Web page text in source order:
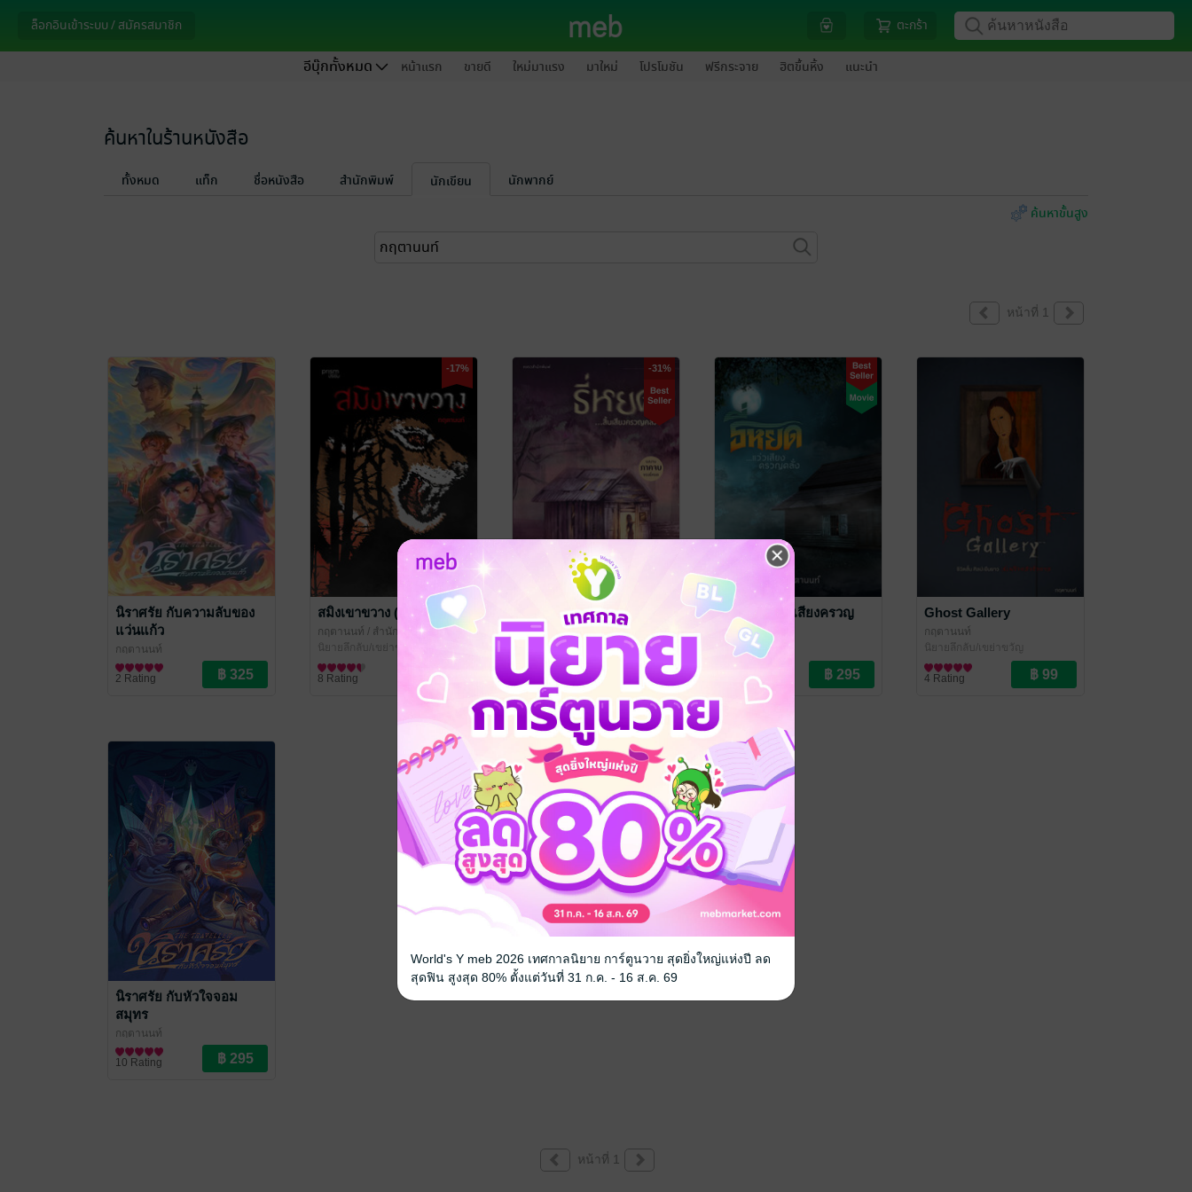
ล็อกอินเข้าระบบ / สมัครสมาชิก ตะกร้า
อีบุ๊กทั้งหมด หน้าแรก ขายดี ใหม่มาแรง มาใหม่ โปรโมชัน ฟรีกระจาย ฮิตขึ้นหิ้ง แนะนำ
ค้นหาในร้านหนังสือ
ทั้งหมด แท็ก ชื่อหนังสือ สำนักพิมพ์ นักเขียน
นักพากย์
ค้นหาขั้นสูง
หน้าที่ 1
นิราศรัย กับความลับของ
แว่นแก้ว
กฤตานนท์
นิยายแฟนตาซี
2 Rating
-17%
สมิงเขาขวาง (ฉ.ปรับปรุง)
กฤตานนท์ / สำนักพิมพ์ Prism
นิยายลึกลับ/เขย่าขวัญ
8 Rating
-31%
ธี่หยด...สิ้นเสียงครวญคลั่ง
กฤตานนท์
นิยายลึกลับ/เขย่าขวัญ
34 Rating
ธี่หยด... แว่วเสียงครวญ
คลั่ง
กฤตานนท์
นิยายลึกลับ/เขย่าขวัญ
36 Rating
Ghost Gallery
กฤตานนท์
นิยายลึกลับ/เขย่าขวัญ
4 Rating
นิราศรัย กับหัวใจจอม
สมุทร
กฤตานนท์
นิยายแฟนตาซี
10 Rating
หน้าที่ 1
World's Y meb 2026 เทศกาลนิยาย การ์ตูนวาย สุดยิ่งใหญ่แห่งปี ลด
สุดฟิน สูงสุด 80% ตั้งแต่วันที่ 31 ก.ค. - 16 ส.ค. 69